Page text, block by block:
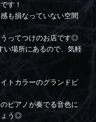
す！
も損なっていない空間
うってつけのお店です◎
い場所にあるので、気軽
トカラーのグランドピ
ピアノが奏でる音色に
ょう◎